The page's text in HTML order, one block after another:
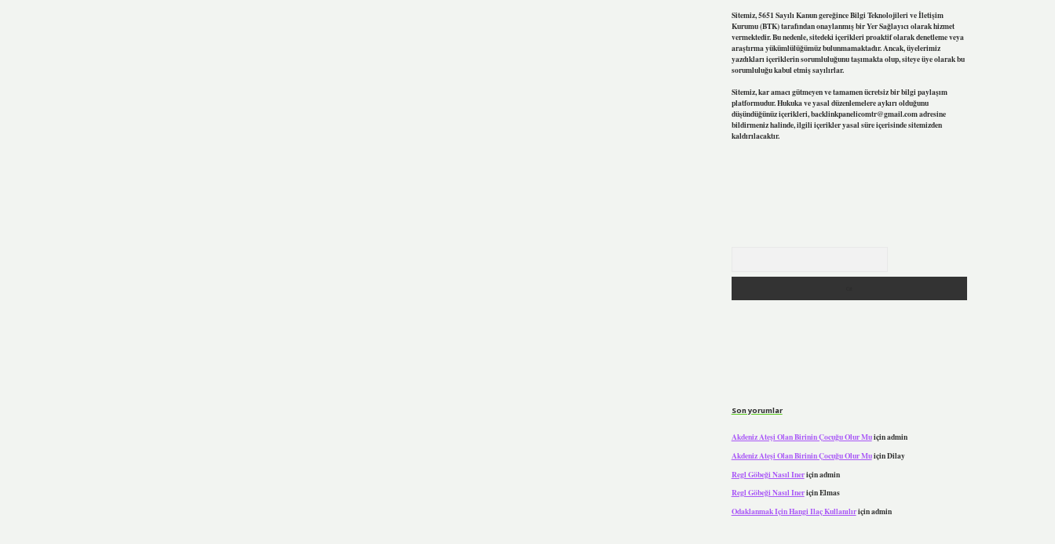
Sitemiz, 5651 Sayılı Kanun gereğince Bilgi Teknolojileri ve İletişim
Kurumu (BTK) tarafından onaylanmış bir Yer Sağlayıcı olarak hizmet
vermektedir. Bu nedenle, sitedeki içerikleri proaktif olarak denetleme veya
araştırma yükümlülüğümüz bulunmamaktadır. Ancak, üyelerimiz
yazdıkları içeriklerin sorumluluğunu taşımakta olup, siteye üye olarak bu
sorumluluğu kabul etmiş sayılırlar.
Sitemiz, kar amacı gütmeyen ve tamamen ücretsiz bir bilgi paylaşım
platformudur. Hukuka ve yasal düzenlemelere aykırı olduğunu
düşündüğünüz içerikleri,backlinkpanelicomtr@gmail.comadresine
bildirmeniz halinde, ilgili içerikler yasal süre içerisinde sitemizden
kaldırılacaktır.
Son yorumlar
Akdeniz Ateşi Olan Birinin Çocuğu Olur Muiçinadmin
Akdeniz Ateşi Olan Birinin Çocuğu Olur MuiçinDilay
Regl Göbeği Nasıl Ineriçinadmin
Regl Göbeği Nasıl IneriçinElmas
Odaklanmak Için Hangi Ilaç Kullanılıriçinadmin